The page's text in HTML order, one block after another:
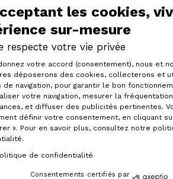
les cookies,
sur-mesure
respecte votre vie privée
de Gestion du
votre accord (consentement), nous et
déposerons des cookies, collecterons et
de navigation, pour garantir le bon
votre navigation, mesurer la
et diffuser des publicités pertinentes.
définir votre consentement, en cliquant
». Pour en savoir plus, consultez notre
de confidentialité
Consentements certifiés par
Axeptio consent
aluminium qui n'a pas peur du
surface d'appui et ses 12 picots
de vos pieds et le contrôle du
elles offrent un large
ou bien lorsque vous